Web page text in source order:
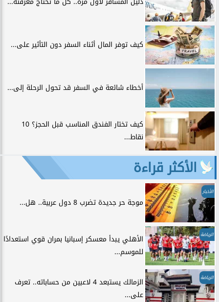
كيف توفر المال أثناء السفر دون التأثير على...
أخطاء شائعة في السفر قد تحول الرحلة إلى...
كيف تختار الفندق المناسب قبل الحجز؟ 10
نقاط...
الأكثر قراءة
الأخبار
موجة حر جديدة تضرب 8 دول عربية.. هل...
الرياضة
الأهلي يبدأ معسكر إسبانيا بمران قوي استعدادًا
للموسم...
الرياضة
الزمالك يستبعد 4 لاعبين من حساباته.. تعرف
على...